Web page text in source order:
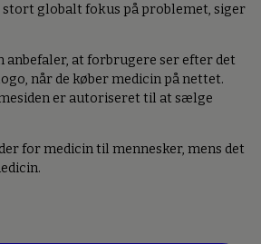
stort globalt fokus på problemet, siger
at forbrugere ser efter det
når de køber medicin på nettet.
er autoriseret til at sælge
for medicin til mennesker, mens det